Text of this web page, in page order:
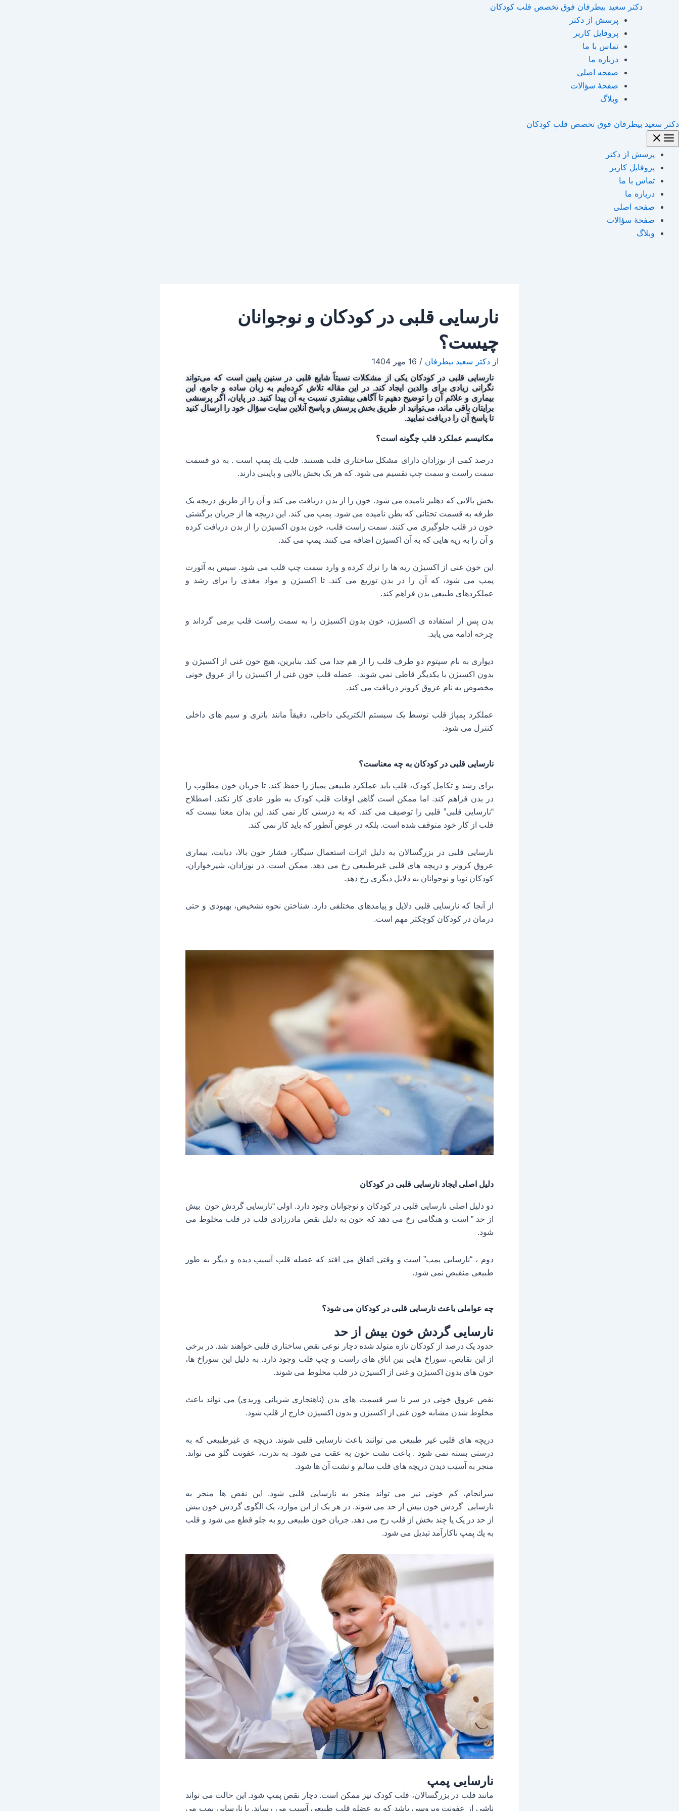
دکتر سعید بیطرفان فوق تخصص قلب کودکان
پرسش از دکتر
پروفایل کاربر
تماس با ما
درباره ما
صفحه اصلی
صفحۀ سؤالات
وبلاگ
دکتر سعید بیطرفان فوق تخصص قلب کودکان
پرسش از دکتر
پروفایل کاربر
تماس با ما
درباره ما
صفحه اصلی
صفحۀ سؤالات
وبلاگ
نارسایی قلبی در کودکان و نوجوانان
چیست؟
از دکتر سعید بیطرفان / 16 مهر 1404
نارسایی قلبی در کودکان یکی از مشکلات نسبتاً شایع قلبی در سنین پایین است که می‌تواند
نگرانی زیادی برای والدین ایجاد کند. در این مقاله تلاش کرده‌ایم به زبان ساده و جامع، این
بیماری و علائم آن را توضیح دهیم تا آگاهی بیشتری نسبت به آن پیدا کنید. در پایان، اگر پرسشی
برایتان باقی ماند، می‌توانید از طریق بخش پرسش و پاسخ آنلاین سایت سؤال خود را ارسال کنید
تا پاسخ آن را دریافت نمایید.
مکانیسم عملکرد قلب چگونه است؟
درصد کمی از نوزادان دارای مشکل ساختاری قلب هستند. قلب يك پمپ است . به دو قسمت
سمت راست و سمت چپ تقسیم می شود. كه هر یک بخش بالایی و پایینی دارند.
بخش بالايي که دهلیز نامیده می شود. خون را از بدن دریافت می کند و آن را از طریق دریچه یک
طرفه به قسمت تحتانی که بطن نامیده می شود. پمپ می کند. این دریچه ها از جریان برگشتی
خون در قلب جلوگیری می کنند. سمت راست قلب، خون بدون اکسیژن را از بدن دریافت کرده
و آن را به ریه هایی که به آن اکسیژن اضافه می كنند. پمپ می کند.
این خون غنی از اکسیژن ریه ها را ترك کرده و وارد سمت چپ قلب می شود. سپس به آئورت
پمپ می شود، که آن را در بدن توزیع می کند. تا اکسیژن و مواد مغذی را برای رشد و
عملکردهای طبیعی بدن فراهم کند.
بدن پس از استفاده ى اکسیژن، خون بدون اکسیژن را به سمت راست قلب برمی گرداند و
چرخه ادامه می یابد.
دیواری به نام سپتوم دو طرف قلب را از هم جدا می کند. بنابرين، هیچ خون غنی از اکسیژن و
بدون اکسیژن با يكديگر قاطى نمي شوند. عضله قلب خون غنی از اکسیژن را از عروق خونی
مخصوص به نام عروق کرونر دریافت می کند.
عملکرد پمپاژ قلب توسط یک سیستم الکتریکی داخلی، دقیقاً مانند باتری و سیم های داخلی
کنترل می شود.
نارسایی قلبی در کودکان به چه معناست؟
برای رشد و تكامل کودک، قلب باید عملکرد طبیعی پمپاژ را حفظ کند. تا جریان خون مطلوب را
در بدن فراهم کند. اما ممکن است گاهی اوقات قلب کودک به طور عادی کار نکند. اصطلاح
“نارسایی قلبی” قلبی را توصیف می کند. که به درستی کار نمی کند. این بدان معنا نیست که
قلب از کار خود متوقف شده است. بلکه در عوض آنطور که باید کار نمی کند.
نارسایی قلبی در بزرگسالان به دلیل اثرات استعمال سیگار، فشار خون بالا، دیابت، بیماری
عروق کرونر و دریچه های قلبی غيرطبيعي رخ می دهد. ممکن است. در نوزادان، شيرخواران،
کودکان نوپا و نوجوانان به دلايل ديگرى رخ دهد.
از آنجا که نارسایی قلبی دلایل و پیامدهای مختلفی دارد. شناختن نحوه تشخیص، بهبودى و حتی
درمان در کودکان کوچکتر مهم است.
دلیل اصلی ایجاد نارسایی قلبی در کودکان
دو دلیل اصلی نارسایی قلبی در کودکان و نوجوانان وجود دارد. اولی “نارسایی گردش خون
بیش
از حد ” است و هنگامی رخ می دهد که خون به دلیل نقص مادرزادی قلب در قلب مخلوط مى
شود.
دوم ، “نارسایی پمپ” است و وقتی اتفاق می افتد که عضله قلب آسیب دیده و دیگر به طور
طبیعی منقبض نمی شود.
چه عواملی باعث نارسایی قلبی در کودکان می شود؟
نارسایی گردش خون بیش از حد
حدود یک درصد از كودكان تازه متولد شده دچار نوعی نقص ساختاری قلبی خواهند شد. در برخی
از این نقایص، سوراخ هایی بین اتاق های راست و چپ قلب وجود دارد. به دلیل این سوراخ ها،
خون های بدون اکسیژن و غنی از اکسیژن در قلب مخلوط می شوند.
نقص عروق خونی در سر تا سر قسمت های بدن (ناهنجاری شریانی وریدی) می تواند باعث
مخلوط شدن مشابه خون غنی از اکسیژن و بدون اکسیژن خارج از قلب شود.
دریچه های قلبی غیر طبیعی می توانند باعث نارسایی قلبی شوند. دریچه ى غیرطبیعی که به
درستی بسته نمی شود . باعث نشت خون به عقب می شود. به ندرت، عفونت گلو می تواند.
منجر به آسیب دیدن دریچه های قلب سالم و نشت آن ها شود.
سرانجام، کم خونی نیز می تواند منجر به نارسایی قلبی شود. این نقص ها منجر به
نارسایی گردش خون بیش از حد می شوند. در هر یک از این موارد، یک الگوی گردش خون بیش
از حد در یک یا چند بخش از قلب رخ می دهد. جریان خون طبیعی رو به جلو قطع می شود و قلب
به يك پمپ ناکارآمد تبدیل می شود.
نارسايى پمپ
مانند قلب در بزرگسالان، قلب کودک نیز ممکن است. دچار نقص پمپ شود. این حالت می تواند
ناشی از عفونت ویروسی باشد که به عضله قلب طبیعی آسیب می رساند. یا نارسایی پمپ می
اینجانام*
ایمیل*
وبگاه